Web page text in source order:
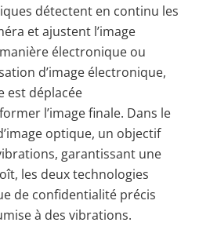
détectent en continu les
et ajustent l’image
électronique ou
d’image électronique,
est déplacée
l’image finale. Dans le
optique, un objectif
garantissant une
les deux technologies
de confidentialité précis
à des vibrations.